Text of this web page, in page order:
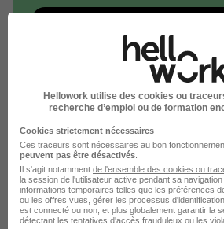
Le Recrutement chez
domaine Data et IA
Scalian Business analyst
Scalian Data engineer
Hellowork utilise des cookies ou
recherche d’emploi ou de formation
Cookies strictement nécessaires
Ces traceurs sont nécessaires au bon
peuvent pas être désactivés
Il s'agit notamment de l'ensemble des cookies ou
la session de l'utilisateur active pendant sa
informations temporaires telles que les préférences
ou les offres vues, gérer les processus
est connecté ou non, et plus globalement garantir la
détectant les tentatives d'accès frauduleux ou les